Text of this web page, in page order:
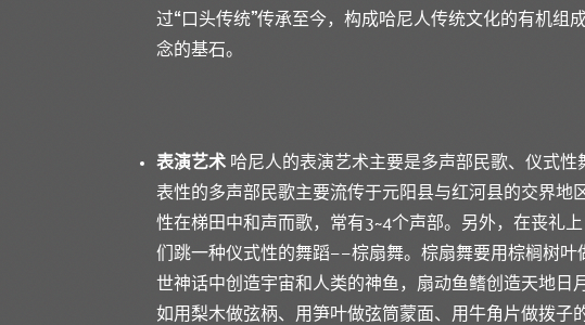
过“口头传统”传承至今，构成哈尼人传统文化的有机组
念的基石。
表演艺术 哈尼人的表演艺术主要是多声部民歌、仪式
表性的多声部民歌主要流传于元阳县与红河县的交界地
性在梯田中和声而歌，常有3~4个声部。另外，在丧礼
们跳一种仪式性的舞蹈——棕扇舞。棕扇舞要用棕榈树叶
世神话中创造宇宙和人类的神鱼，扇动鱼鳍创造天地日
如用梨木做弦柄、用笋叶做弦筒蒙面、用牛角片做拨子